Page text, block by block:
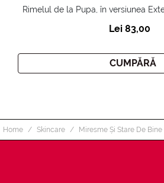
Lei 83,00
CUMPĂRĂ
Home Skincare Miresme Și Stare De Bine